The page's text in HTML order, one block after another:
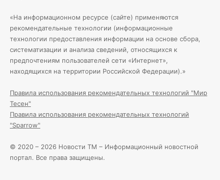
«На информационном ресурсе (сайте) применяются
рекомендательные технологии (информационные
технологии предоставления информации на основе сбора,
систематизации и анализа сведений, относящихся к
предпочтениям пользователей сети «Интернет»,
находящихся на территории Российской Федерации).»
Правила использования рекомендательных технологий "Мир
Тесен"
Правила использования рекомендательных технологий
"Sparrow"
© 2020 – 2026 Новости ТМ – Информационный новостной
портал. Все права защищены.